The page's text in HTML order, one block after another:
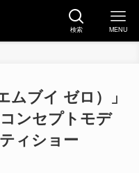
検索 MENU
ムブイ ゼロ）」
ンセプトモデ
ィショー